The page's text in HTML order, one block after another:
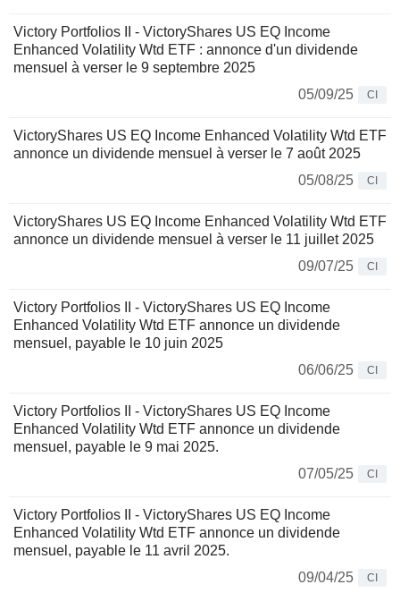
Victory Portfolios II - VictoryShares US EQ Income
Enhanced Volatility Wtd ETF : annonce d'un dividende
mensuel à verser le 9 septembre 2025
05/09/25
CI
VictoryShares US EQ Income Enhanced Volatility Wtd ETF
annonce un dividende mensuel à verser le 7 août 2025
05/08/25
CI
VictoryShares US EQ Income Enhanced Volatility Wtd ETF
annonce un dividende mensuel à verser le 11 juillet 2025
09/07/25
CI
Victory Portfolios II - VictoryShares US EQ Income
Enhanced Volatility Wtd ETF annonce un dividende
mensuel, payable le 10 juin 2025
06/06/25
CI
Victory Portfolios II - VictoryShares US EQ Income
Enhanced Volatility Wtd ETF annonce un dividende
mensuel, payable le 9 mai 2025.
07/05/25
CI
Victory Portfolios II - VictoryShares US EQ Income
Enhanced Volatility Wtd ETF annonce un dividende
mensuel, payable le 11 avril 2025.
09/04/25
CI